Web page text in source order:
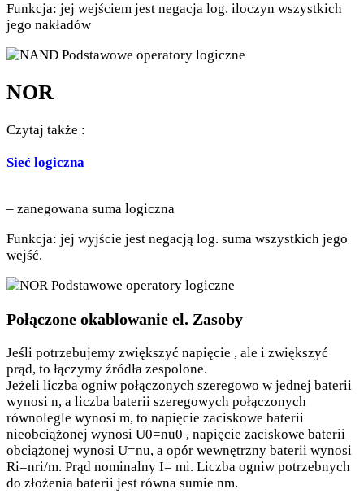
Funkcja: jej wejściem jest negacja log. iloczyn wszystkich
jego nakładów
NOR
Czytaj także :
Sieć logiczna
– zanegowana suma logiczna
Funkcja: jej wyjście jest negacją log. suma wszystkich jego
wejść.
Połączone okablowanie el. Zasoby
Jeśli potrzebujemy zwiększyć napięcie , ale i zwiększyć
prąd, to łączymy źródła zespolone.
Jeżeli liczba ogniw połączonych szeregowo w jednej baterii
wynosi n, a liczba baterii szeregowych połączonych
równolegle wynosi m, to napięcie zaciskowe baterii
nieobciążonej wynosi U0=nu0 , napięcie zaciskowe baterii
obciążonej wynosi U=nu, a opór wewnętrzny baterii wynosi
Ri=nri/m. Prąd nominalny I= mi. Liczba ogniw potrzebnych
do złożenia baterii jest równa sumie nm.